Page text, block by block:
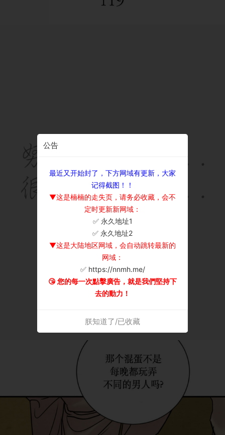
公告
最近又开始封了，下方网域有更新，大家
记得截图！！
▼这是楠楠的走失页，请务必收藏，会不
定时更新新网域：
✅ 永久地址1
✅ 永久地址2
▼这是大陆地区网域，会自动跳转最新的
网域：
✅ https://nnmh.me/
😘 您的每一次點擊廣告，就是我們堅持下
去的動力！
朕知道了/已收藏